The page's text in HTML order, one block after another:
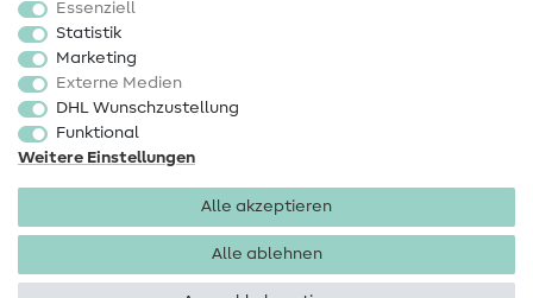
Sale
Schnittmuster
Essenziell
Statistik
Marketing
Externe Medien
DHL Wunschzustellung
Funktional
Weitere Einstellungen
Alle akzeptieren
Alle ablehnen
Impressum Datenschutz
AGB